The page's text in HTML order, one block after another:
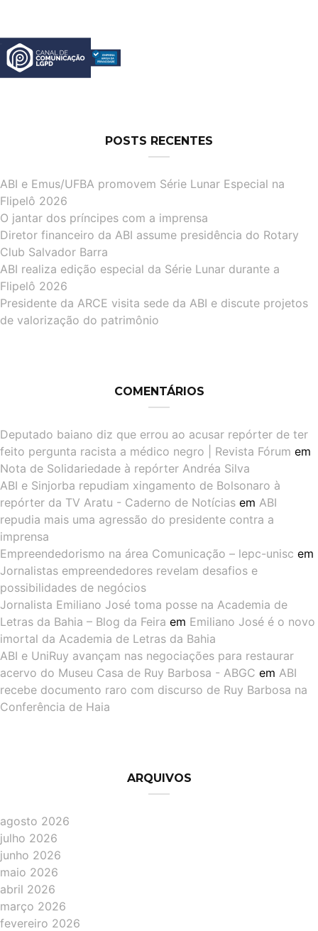
POSTS RECENTES
ABI e Emus/UFBA promovem Série Lunar Especial na
Flipelô 2026
O jantar dos príncipes com a imprensa
Diretor financeiro da ABI assume presidência do Rotary
Club Salvador Barra
ABI realiza edição especial da Série Lunar durante a
Flipelô 2026
Presidente da ARCE visita sede da ABI e discute projetos
de valorização do patrimônio
COMENTÁRIOS
Deputado baiano diz que errou ao acusar repórter de ter
feito pergunta racista a médico negro | Revista Fórum em
Nota de Solidariedade à repórter Andréa Silva
ABI e Sinjorba repudiam xingamento de Bolsonaro à
repórter da TV Aratu - Caderno de Notícias em ABI
repudia mais uma agressão do presidente contra a
imprensa
Empreendedorismo na área Comunicação – lepc-unisc em
Jornalistas empreendedores revelam desafios e
possibilidades de negócios
Jornalista Emiliano José toma posse na Academia de
Letras da Bahia – Blog da Feira em Emiliano José é o novo
imortal da Academia de Letras da Bahia
ABI e UniRuy avançam nas negociações para restaurar
acervo do Museu Casa de Ruy Barbosa - ABGC em ABI
recebe documento raro com discurso de Ruy Barbosa na
Conferência de Haia
ARQUIVOS
agosto 2026
julho 2026
junho 2026
maio 2026
abril 2026
março 2026
fevereiro 2026